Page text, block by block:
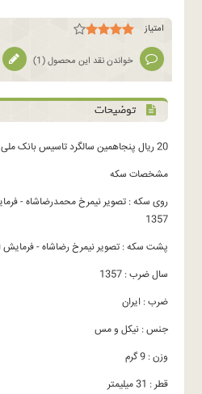
امتیاز
خواندن نقد این محصول (1
)
توضیحات
20 ریال پنجاهمین سالگرد تاسیس بانک ملی ایران 1357
مشخصات سکه
روی سکه : تصویر نیمرخ محمدرضاشاه -
1357
پشت سکه : تصویر نیمرخ رضاشاه - فرمایش
سال ضرب : 1357
ضرب : ایران
جنس : نیکل و مس
وزن : 9 گرم
قطر : 31 میلیمتر